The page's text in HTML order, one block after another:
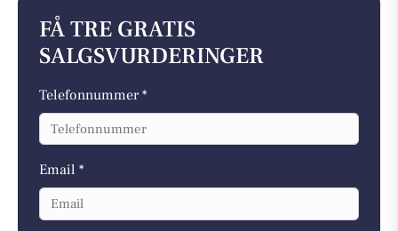
FÅ TRE GRATIS
SALGSVURDERINGER
Telefonnummer *
Email *